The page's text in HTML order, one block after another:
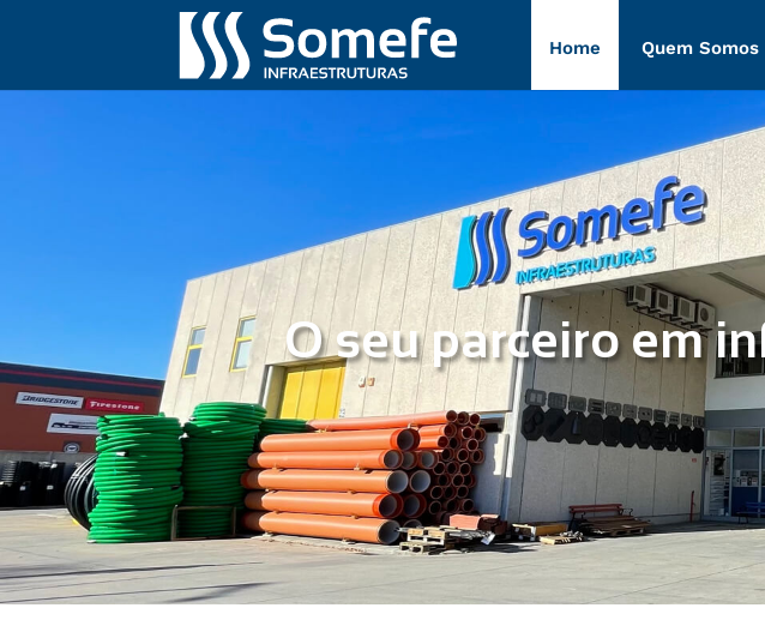
Home Quem Somos
O seu parceiro em